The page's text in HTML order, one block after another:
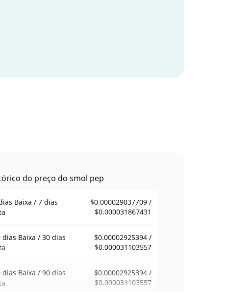
do preço do smol pep
Baixa / 7 dias
$0.000029037709 /
$0.000031867431
dias Baixa / 30 dias
$0.00002925394 /
$0.000031103557
dias Baixa / 90 dias
$0.00002925394 /
$0.000031103557